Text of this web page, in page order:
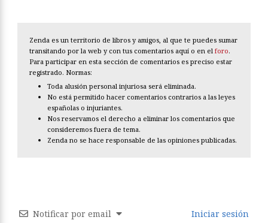
Zenda es un territorio de libros y amigos, al que te puedes sumar
transitando por la web y con tus comentarios aquí o en el foro.
Para participar en esta sección de comentarios es preciso estar
registrado. Normas:
Toda alusión personal injuriosa será eliminada.
No está permitido hacer comentarios contrarios a las leyes
españolas o injuriantes.
Nos reservamos el derecho a eliminar los comentarios que
consideremos fuera de tema.
Zenda no se hace responsable de las opiniones publicadas.
Notificar por email Iniciar sesión